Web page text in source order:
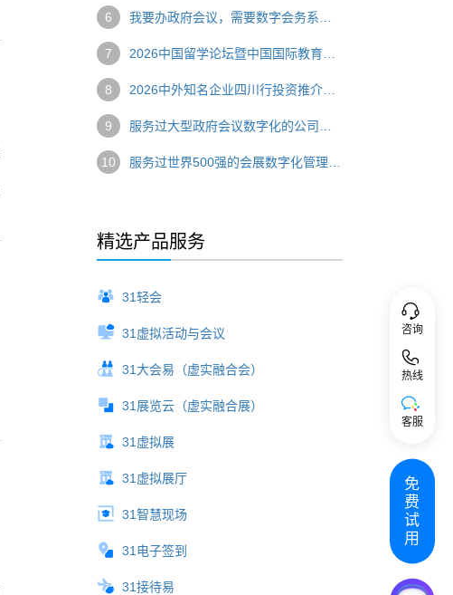
6
7
8
9
10
精选产品服务
31轻会
31虚拟活动与会议
31大会易（虚实融合会）
31展览云（虚实融合展）
31虚拟展
31虚拟展厅
31智慧现场
31电子签到
31接待易
咨询
热线
客服
免
费
试
用